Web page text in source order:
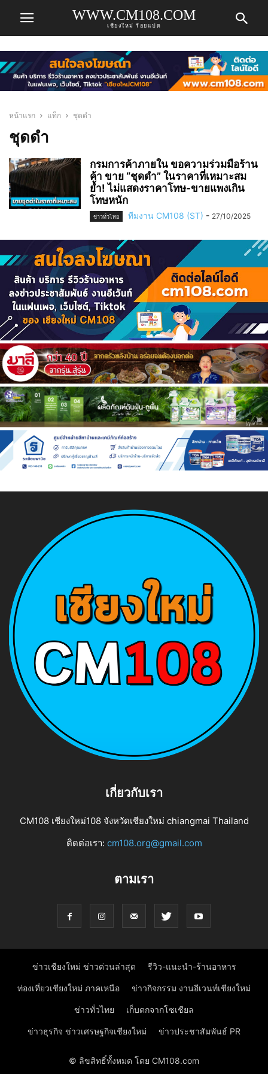
WWW.CM108.COM
เชียงใหม่ ร้อยแปด
หน้าแรก แท็ก ชุดดำ
ชุดดำ
กรมการค้าภายใน ขอความร่วมมือร้าน
ค้า ขาย “ชุดดำ” ในราคาที่เหมาะสม
ย้ำ! ไม่แสดงราคาโทษ-ขายแพงเกิน
โทษหนัก
ข่าวทั่วไทย ทีมงาน CM108 (ST) - 27/10/2025
เกี่ยวกับเรา
CM108 เชียงใหม่108 จังหวัดเชียงใหม่ chiangmai Thailand
ติดต่อเรา: cm108.org@gmail.com
ตามเรา
ข่าวเชียงใหม่ ข่าวด่วนล่าสุด รีวิว-แนะนำ-ร้านอาหาร
ท่องเที่ยวเชียงใหม่ ภาคเหนือ ข่าวกิจกรรม งานอีเวนท์เชียงใหม่
ข่าวทั่วไทย เก็บตกจากโซเชียล
ข่าวธุรกิจ ข่าวเศรษฐกิจเชียงใหม่ ข่าวประชาสัมพันธ์ PR
© ลิขสิทธิ์ทั้งหมด โดย CM108.com